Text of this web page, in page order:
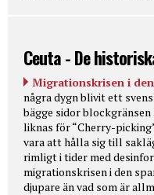
Ceuta - De
Migrationskrisen i
några dygn blivit ett
bägge sidor
liknas för “Cherry-
vara att hålla sig till
rimligt i tider med
migrationskrisen i den
djupare än vad som är